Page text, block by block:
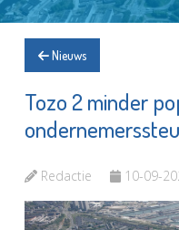
Nieuws
Tozo 2 minder
Redactie 10-09-